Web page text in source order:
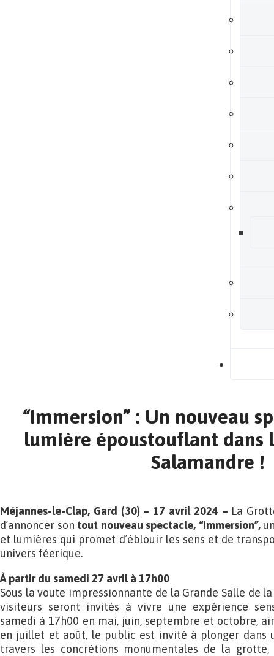
“Immersion” : Un nouveau
lumière époustouflant dans
Salamandre !
Méjannes-le-Clap, Gard (30) – 17 avril 2024 – La
d’annoncer son tout nouveau spectacle, “Immersion”,
et lumières qui promet d’éblouir les sens et de
univers féerique.
À partir du samedi 27 avril à 17h00
Sous la voute impressionnante de la Grande Salle de
visiteurs seront invités à vivre une expérience
samedi à 17h00 en mai, juin, septembre et octobre,
en juillet et août, le public est invité à plonger dans
travers les concrétions monumentales de la